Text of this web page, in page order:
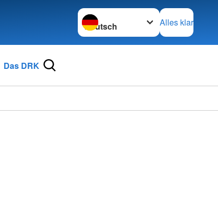
Sprache wechseln zu
Alles klar
Das DRK